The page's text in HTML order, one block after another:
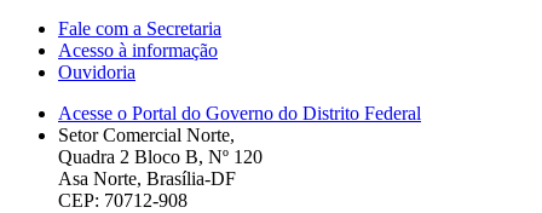
Fale com a Secretaria
Acesso à informação
Ouvidoria
Acesse o Portal do Governo do Distrito Federal
Setor Comercial Norte,
Quadra 2 Bloco B, Nº 120
Asa Norte, Brasília-DF
CEP: 70712-908